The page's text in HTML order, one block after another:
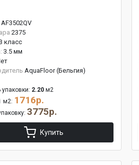
AF3502QV
2375
класс
3.5 мм
AquaFloor (Бельгия)
2.20 м2
м2: 1716р.
3775р.
Купить